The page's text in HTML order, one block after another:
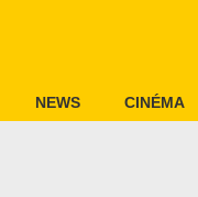
NEWS CINÉMA